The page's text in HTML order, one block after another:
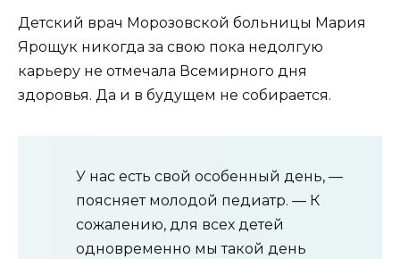
Детский врач Морозовской больницы Мария
Ярощук никогда за свою пока недолгую
карьеру не отмечала Всемирного дня
здоровья. Да и в будущем не собирается.
У нас есть свой особенный день, —
поясняет молодой педиатр. — К
сожалению, для всех детей
одновременно мы такой день